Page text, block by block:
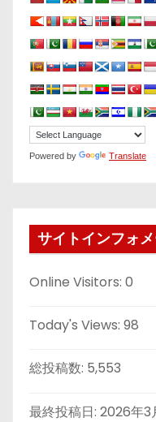
Powered by Translate
サイトインフォ
Online Visitors: 0
Today's Views: 98
総投稿数: 5,553
最終投稿日: 2026年3